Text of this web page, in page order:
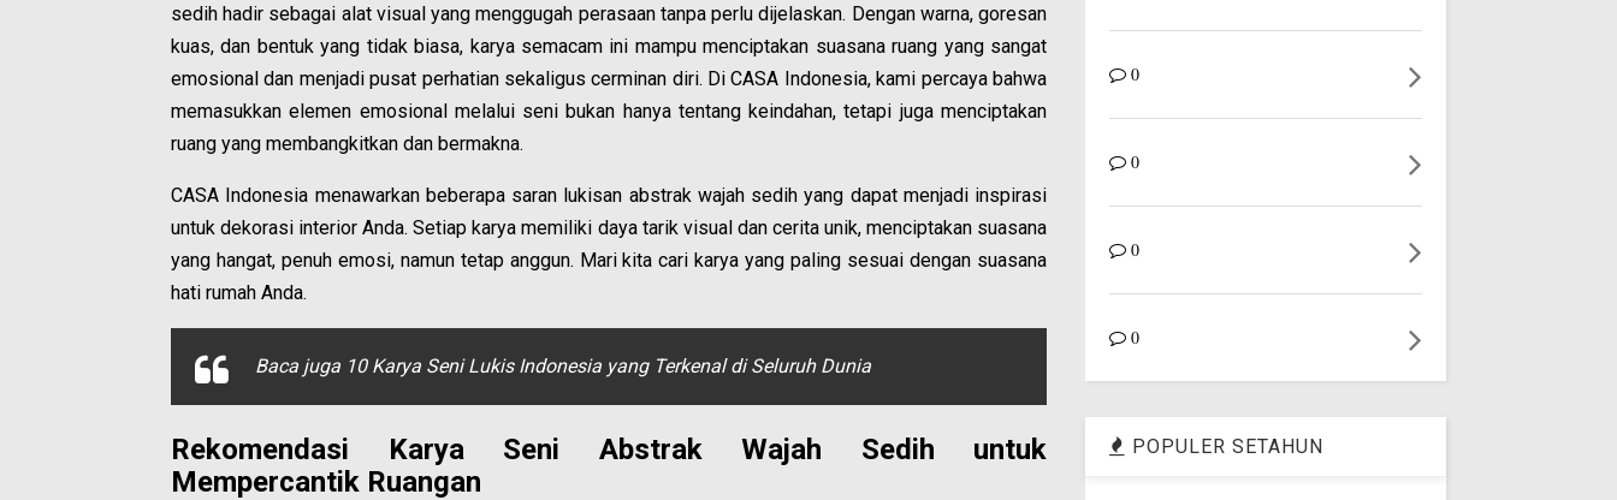
sedih hadir sebagai alat visual yang menggugah perasaan tanpa perlu dijelaskan. Dengan warna, goresan
kuas, dan bentuk yang tidak biasa, karya semacam ini mampu menciptakan suasana ruang yang sangat
emosional dan menjadi pusat perhatian sekaligus cerminan diri. Di CASA Indonesia, kami percaya bahwa
memasukkan elemen emosional melalui seni bukan hanya tentang keindahan, tetapi juga menciptakan
ruang yang membangkitkan dan bermakna.
CASA Indonesia menawarkan beberapa saran lukisan abstrak wajah sedih yang dapat menjadi inspirasi
untuk dekorasi interior Anda. Setiap karya memiliki daya tarik visual dan cerita unik, menciptakan suasana
yang hangat, penuh emosi, namun tetap anggun. Mari kita cari karya yang paling sesuai dengan suasana
hati rumah Anda.
Baca juga 10 Karya Seni Lukis Indonesia yang Terkenal di Seluruh Dunia
Rekomendasi Karya Seni Abstrak Wajah Sedih untuk
Mempercantik Ruangan
0
0
0
0
POPULER SETAHUN